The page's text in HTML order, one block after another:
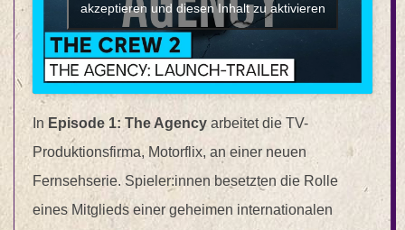
akzeptieren und diesen Inhalt zu aktivieren
In Episode 1: The Agency arbeitet die TV-
Produktionsfirma, Motorflix, an einer neuen
Fernsehserie. Spieler:innen besetzten die Rolle
eines Mitglieds einer geheimen internationalen